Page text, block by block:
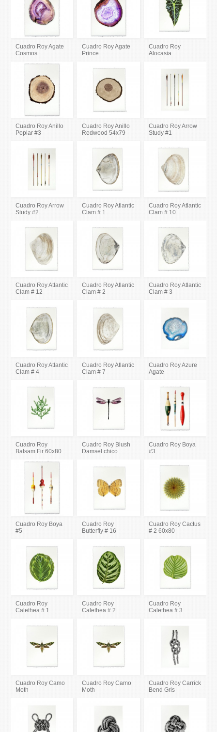
Cuadro Roy Agate
Cosmos
Cuadro Roy Agate
Prince
Cuadro Roy
Alocasia
Cuadro Roy Anillo
Poplar #3
Cuadro Roy Anillo
Redwood 54x79
Cuadro Roy Arrow
Study #1
Cuadro Roy Arrow
Study #2
Cuadro Roy Atlantic
Clam # 1
Cuadro Roy Atlantic
Clam # 10
Cuadro Roy Atlantic
Clam # 12
Cuadro Roy Atlantic
Clam # 2
Cuadro Roy Atlantic
Clam # 3
Cuadro Roy Atlantic
Clam # 4
Cuadro Roy Atlantic
Clam # 7
Cuadro Roy Azure
Agate
Cuadro Roy
Balsam Fir 60x80
Cuadro Roy Blush
Damsel chico
Cuadro Roy Boya
#3
Cuadro Roy Boya
#5
Cuadro Roy
Butterfly # 16
Cuadro Roy Cactus
# 2 60x80
Cuadro Roy
Calethea # 1
Cuadro Roy
Calethea # 2
Cuadro Roy
Calethea # 3
Cuadro Roy Camo
Moth
Cuadro Roy Camo
Moth
Cuadro Roy Carrick
Bend Gris